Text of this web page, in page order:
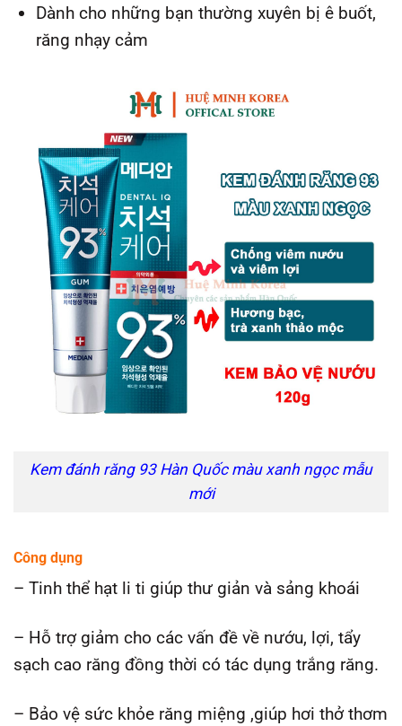
Dành cho những bạn thường xuyên bị ê buốt,
răng nhạy cảm
Kem đánh răng 93 Hàn Quốc màu xanh ngọc mẫu
mới
Công dụng
– Tinh thể hạt li ti giúp thư giản và sảng khoái
– Hỗ trợ giảm cho các vấn đề về nướu, lợi, tẩy
sạch cao răng đồng thời có tác dụng trắng răng.
– Bảo vệ sức khỏe răng miệng ,giúp hơi thở thơm